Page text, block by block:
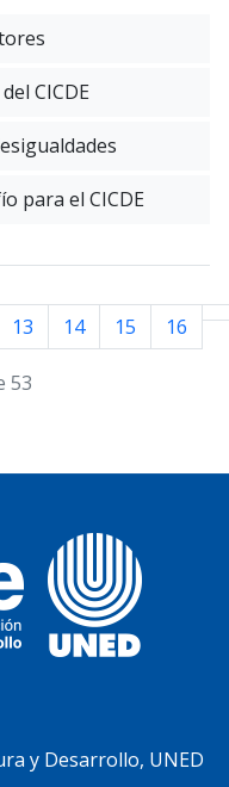
CICDE
para el CICDE
13 14 15 16
53
y Desarrollo, UNED